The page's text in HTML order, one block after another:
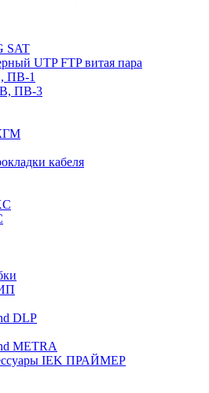
SAT
UTP FTP витая пара
ПВ-1
ПВ-3
кабеля
DLP
METRA
IEK ПРАЙМЕР